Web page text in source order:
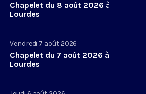
Chapelet du 8 août 2026 à
Lourdes
Vendredi 7 août 2026
Chapelet du 7 août 2026 à
Lourdes